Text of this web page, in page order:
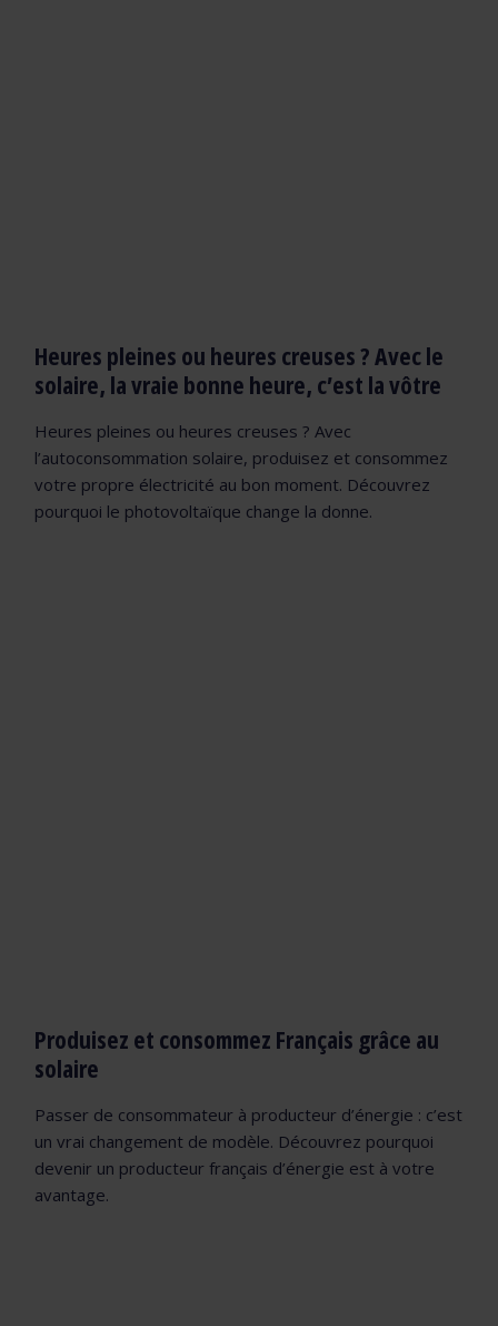
Heures pleines ou heures creuses ? Avec le
solaire, la vraie bonne heure, c’est la vôtre
Heures pleines ou heures creuses ? Avec
l’autoconsommation solaire, produisez et consommez
votre propre électricité au bon moment. Découvrez
pourquoi le photovoltaïque change la donne.
Produisez et consommez Français grâce au
solaire
Passer de consommateur à producteur d’énergie : c’est
un vrai changement de modèle. Découvrez pourquoi
devenir un producteur français d’énergie est à votre
avantage.